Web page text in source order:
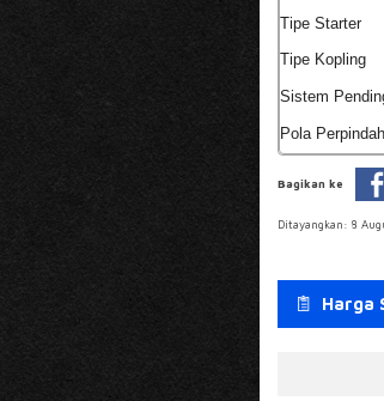
Tipe Starter
Tipe Kopling
Sistem
Pola
Bagikan ke
Ditayangkan: 8
Harga